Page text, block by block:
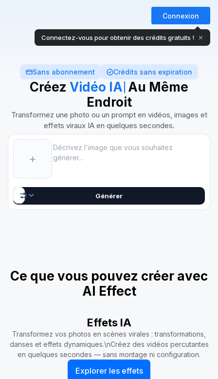
Connexion
Connectez-vous pour obtenir des crédits gratuits ! ✕
Sans abonnement Crédits sans expiration
Créez Vidéos, Images Et
Créez Vidéo IA Au Même
Endroit
Transformez une photo ou un prompt en vidéos, images et
effets viraux IA en quelques secondes.
+
Prompt
AI Image
Nano Banana 2
16:9 · 1K Générer
Ce que vous pouvez créer avec
AI Effect
Effets IA
Transformez vos photos en scènes virales : transformations,
danses et effets dynamiques.\nCréez des vidéos percutantes
en quelques secondes — sans montage ni configuration.
Explorer les effets